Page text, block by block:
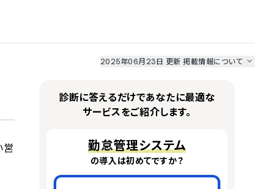
2025年06月23日 更新掲載情報について
一部
PRONIアイミツSaaS
のサービスデータを参照しています。
業界DX最強ナビ編集部 情報取得元
営
診断に答えるだけであなたに最適な
サービスをご紹介します。
勤怠管理システム
の導入は初めてですか？